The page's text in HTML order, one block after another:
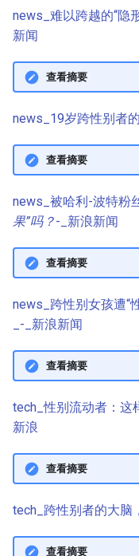
news_难以跨越的“隐
新闻
查看摘要
news_19岁跨性别者
查看摘要
news_被哈利-波特粉
果”吗？-_新浪新闻
查看摘要
news_跨性别女孩遭“
_-_新浪新闻
查看摘要
tech_性别流动者：这
新浪
查看摘要
tech_跨性别者的大脑
查看摘要